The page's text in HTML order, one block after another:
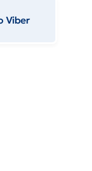
Viber